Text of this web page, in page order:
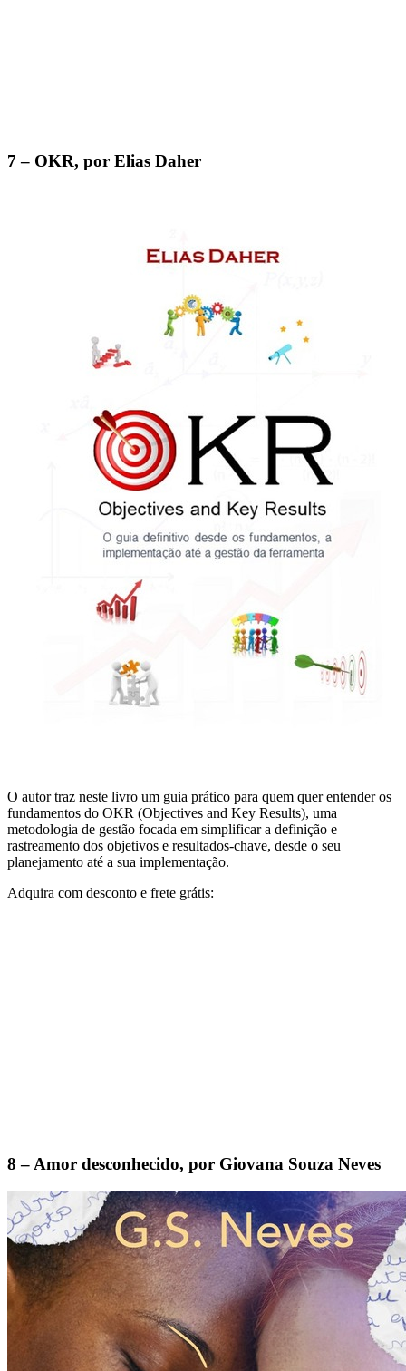
7 – OKR, por Elias Daher
O autor traz neste livro um guia prático para quem quer entender os
fundamentos do OKR (Objectives and Key Results), uma
metodologia de gestão focada em simplificar a definição e
rastreamento dos objetivos e resultados-chave, desde o seu
planejamento até a sua implementação.
Adquira com desconto e frete grátis:
8 – Amor desconhecido, por Giovana Souza Neves